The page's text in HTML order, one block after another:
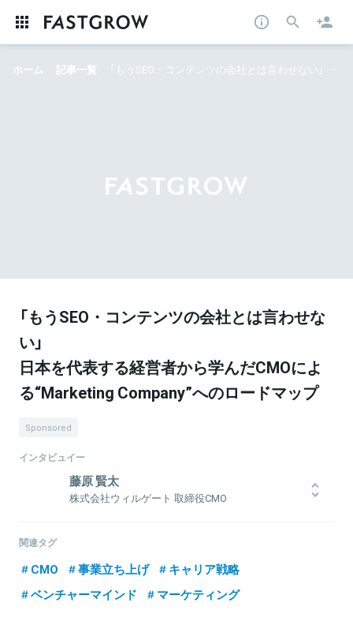
ホーム 記事一覧 「もうSEO・コンテンツの会社とは言わせない」 日本を代表する経営者から学んだCMOによる“Marketing Company”へのロードマップ
「もうSEO・コンテンツの会社とは言わせな
い」
日本を代表する経営者から学んだCMOによ
る“Marketing Company”へのロードマップ
Sponsored
インタビュイー
藤原 賢太
株式会社ウィルゲート 取締役CMO
プロ選手を目指し、ナショナルチーム等でも活躍した経歴を持つ。
業に携わり、リスティングやビッディング、アクセス解析業務に従
事。2012年06月にソフトバンク・テクノロジー株式会社入社。2014
年度、年間ソフトバンクグループ最優秀社員賞を受賞し、担当ソリ
関連タグ
CMO 事業立ち上げ
キャリア戦略
ベンチャーマインド
マーケティング